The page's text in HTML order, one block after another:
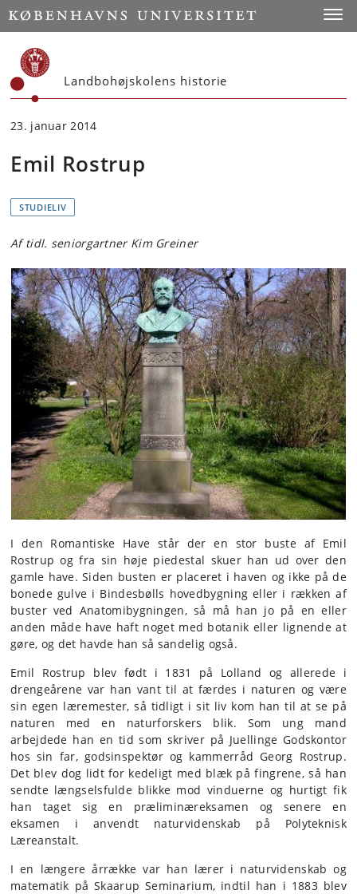
Start
Landbohøjskolens historie
23. januar 2014
Emil Rostrup
STUDIELIV
Af tidl. seniorgartner Kim Greiner
I den Romantiske Have står der en stor buste af Emil
Rostrup og fra sin høje piedestal skuer han ud over den
gamle have. Siden busten er placeret i haven og ikke på de
bonede gulve i Bindesbølls hovedbygning eller i rækken af
buster ved Anatomibygningen, så må han jo på en eller
anden måde have haft noget med botanik eller lignende at
gøre, og det havde han så sandelig også.
Emil Rostrup blev født i 1831 på Lolland og allerede i
drengeårene var han vant til at færdes i naturen og være
sin egen læremester, så tidligt i sit liv kom han til at se på
naturen med en naturforskers blik. Som ung mand
arbejdede han en tid som skriver på Juellinge Godskontor
hos sin far, godsinspektør og kammerråd Georg Rostrup.
Det blev dog lidt for kedeligt med blæk på fingrene, så han
sendte længselsfulde blikke mod vinduerne og hurtigt fik
han taget sig en præliminæreksamen og senere en
eksamen i anvendt naturvidenskab på Polyteknisk
Læreanstalt.
I en længere årrække var han lærer i naturvidenskab og
matematik på Skaarup Seminarium, indtil han i 1883 blev